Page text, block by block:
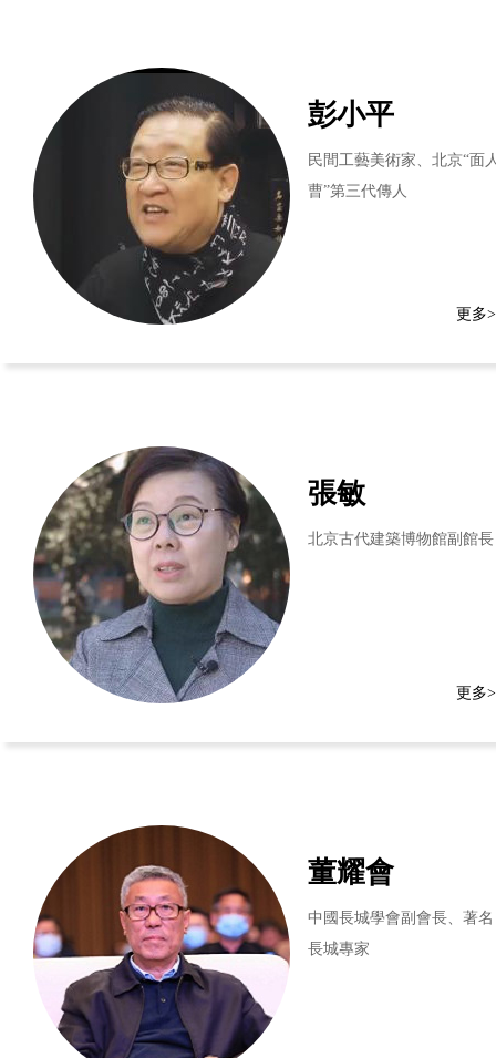
彭小平
民間工藝美術家、北京“面
曹”第三代傳人
更多
張敏
北京古代建築博物館副館長
更多
董耀會
​中國長城學會副會長、著名
長城專家